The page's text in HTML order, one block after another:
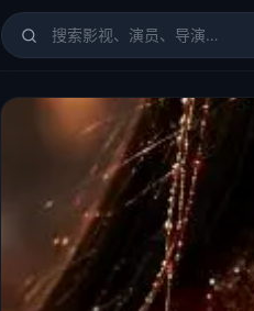
51爱播- 电影、电视剧、动漫